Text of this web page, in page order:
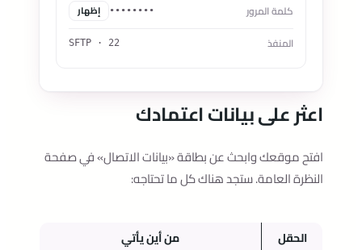
كلمة المرور •••••••• إظهار
المنفذ 22 · SFTP
اعثر على بيانات اعتمادك
افتح موقعك وابحث عن بطاقة «بيانات الاتصال» في صفحة
النظرة العامة. ستجد هناك كل ما تحتاجه:
الحقل
من أين يأتي